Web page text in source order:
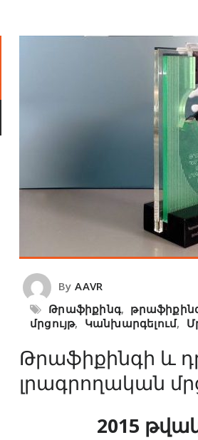
By AAVR
Թրաֆիքինգ,
մրցույթ, Կանխարգելում,
Թրաֆիքինգի և
լրագրողական
2015